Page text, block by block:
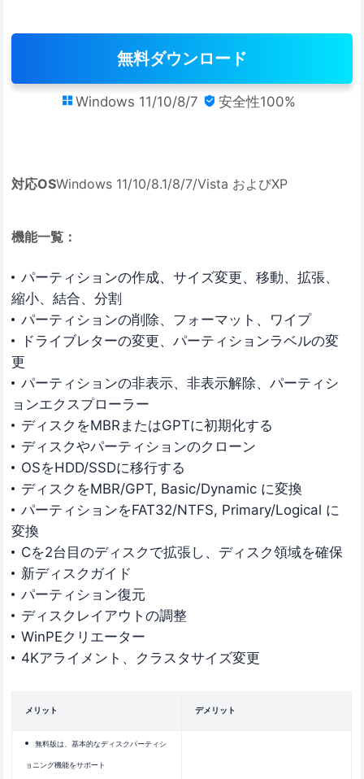
無料ダウンロード
 Windows 11/10/8/7  安全性100%
対応OSWindows 11/10/8.1/8/7/Vista およびXP
機能一覧：
パーティションの作成、サイズ変更、移動、拡張、
縮小、結合、分割
パーティションの削除、フォーマット、ワイプ
ドライブレターの変更、パーティションラベルの変
更
パーティションの非表示、非表示解除、パーティシ
ョンエクスプローラー
ディスクをMBRまたはGPTに初期化する
ディスクやパーティションのクローン
OSをHDD/SSDに移行する
ディスクをMBR/GPT, Basic/Dynamic に変換
パーティションをFAT32/NTFS, Primary/Logical に
変換
Cを2台目のディスクで拡張し、ディスク領域を確保
新ディスクガイド
パーティション復元
ディスクレイアウトの調整
WinPEクリエーター
4Kアライメント、クラスタサイズ変更
メリット デメリット
無料版は、基本的なディスクパーティシ
ョニング機能をサポート